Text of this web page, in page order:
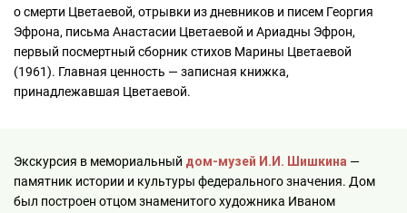
о смерти Цветаевой, отрывки из дневников и писем Георгия
Эфрона, письма Анастасии Цветаевой и Ариадны Эфрон,
первый посмертный сборник стихов Марины Цветаевой
(1961). Главная ценность — записная книжка,
принадлежавшая Цветаевой.
Экскурсия в мемориальный дом-музей И.И. Шишкина —
памятник истории и культуры федерального значения. Дом
был построен отцом знаменитого художника Иваном